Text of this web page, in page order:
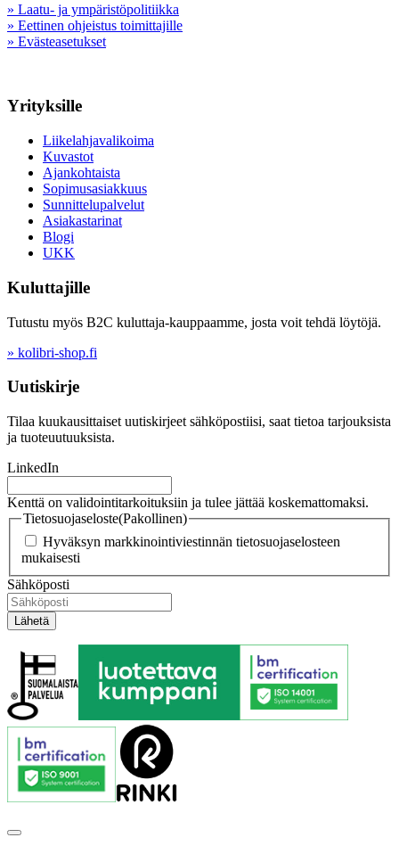
» Laatu- ja ympäristöpolitiikka
» Eettinen ohjeistus toimittajille
» Evästeasetukset
Yrityksille
Liikelahjavalikoima
Kuvastot
Ajankohtaista
Sopimusasiakkuus
Sunnittelupalvelut
Asiakastarinat
Blogi
UKK
Kuluttajille
Tutustu myös B2C kuluttaja-kauppaamme, josta voit tehdä löytöjä.
» kolibri-shop.fi
Uutiskirje
Tilaa kuukausittaiset uutiskirjeet sähköpostiisi, saat tietoa tarjouksista
ja tuoteuutuuksista.
LinkedIn
Kenttä on validointitarkoituksiin ja tulee jättää koskemattomaksi.
Tietosuojaseloste(Pakollinen)
Hyväksyn markkinointiviestinnän tietosuojaselosteen
mukaisesti
Sähköposti